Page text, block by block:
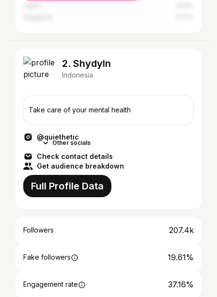
2. Shydyln
Indonesia
Take care of your mental health
@quiethetic
Other socials
Check contact details
Get audience breakdown
Full Profile Data
Followers 207.4k
Fake followers 19.61%
Engagement rate 37.16%